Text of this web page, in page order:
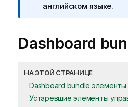
английском языке.
Dashboard
НА ЭТОЙ СТРАНИЦЕ
Dashboard bundle элементы
Устаревшие элементы